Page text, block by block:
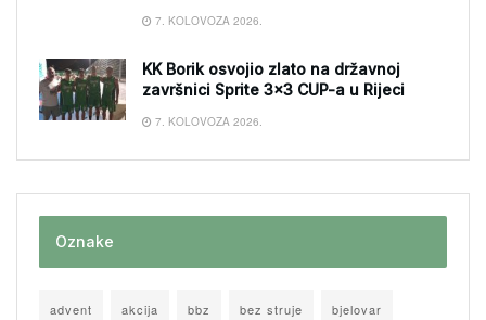
7. KOLOVOZA 2026.
KK Borik osvojio zlato na državnoj
završnici Sprite 3×3 CUP-a u Rijeci
7. KOLOVOZA 2026.
Oznake
advent akcija bbz bez struje bjelovar